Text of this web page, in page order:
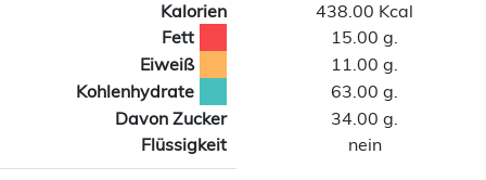
Kalorien
438.00 Kcal
Fett
15.00 g.
Eiweiß
11.00 g.
Kohlenhydrate
63.00 g.
Davon Zucker
34.00 g.
Flüssigkeit
nein